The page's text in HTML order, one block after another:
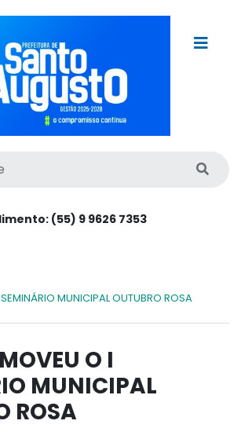
(55) 9 9626 7353
MUNICIPAL OUTUBRO ROSA
O I
MUNICIPAL
ROSA